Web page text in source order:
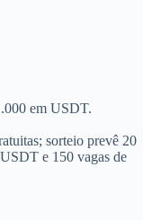
em USDT.
sorteio prevê 20
e 150 vagas de